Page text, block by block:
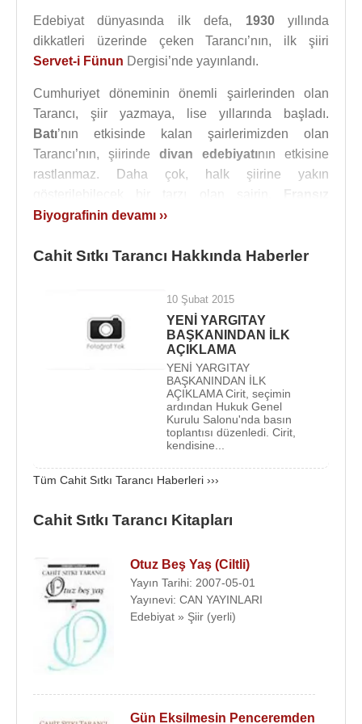
Edebiyat dünyasında ilk defa, 1930yıllında
dikkatleri üzerinde çeken Tarancı’nın, ilk şiiri
Servet-i Fünun Dergisi’nde yayınlandı.
Cumhuriyet döneminin önemli şairlerinden olan
Tarancı, şiir yazmaya, lise yıllarında başladı.
Batı’nın etkisinde kalan şairlerimizden olan
Tarancı’nın, şiirinde divan edebiyatının etkisine
rastlanmaz. Daha çok, halk şiirine yakın
okullarında okumuş olması, ilk şiirlerindeki, Fransız
kazanmasıyla ününü pekiştiren ve Cumhuriyet
Dönemi’nin önemli şairleri arasına giren
Tarancı'nın, şiirlerinin en önemli özelliklerinden biri
de, açık ve sade bir üsluba sahip olmalarıdır.
Hececi şiir geleneğini sürdürenlerden biri olan ve
şiirin, kelimelerle güzel şekiller kurma sanatı
olduğunu savunan Tarancı, şiirde ses güzelliğine
vurgulayan, ölümün üstünlüğünü irdeleyen şair,
kabullenemeyen Tarancı’nın, şiirlerine sürekli bir
bunalım, hoşnutsuzluk, sıkkınlık hakimdir.
Sanat için sanat
" ilkesine bağlı kalarak yazdığı
şiirlerin konuları arasında, sevdalar, yalnızlık, kaçış,
yaşadığı hayatın buruklukları, çocukluk özlemi de
Biyografinin devamı ››
Cahit Sıtkı Tarancı Hakkında Haberler
10 Şubat 2015
YENİ YARGITAY
BAŞKANINDAN İLK
AÇIKLAMA
YENİ YARGITAY
BAŞKANINDAN İLK
AÇIKLAMA Cirit, seçimin
ardından Hukuk Genel
Kurulu Salonu'nda basın
toplantısı düzenledi. Cirit,
kendisine...
Tüm Cahit Sıtkı Tarancı Haberleri ›››
Cahit Sıtkı Tarancı Kitapları
Otuz Beş Yaş (Ciltli)
Yayın Tarihi: 2007-05-01
Yayınevi: CAN YAYINLARI
Edebiyat » Şiir (yerli)
Gün Eksilmesin Penceremden